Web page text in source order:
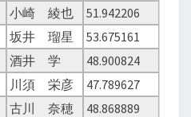
小崎 綾也
51.942206
坂井 瑠星
53.675161
酒井 学
48.900824
川須 栄彦
47.789627
古川 奈穂
48.868889